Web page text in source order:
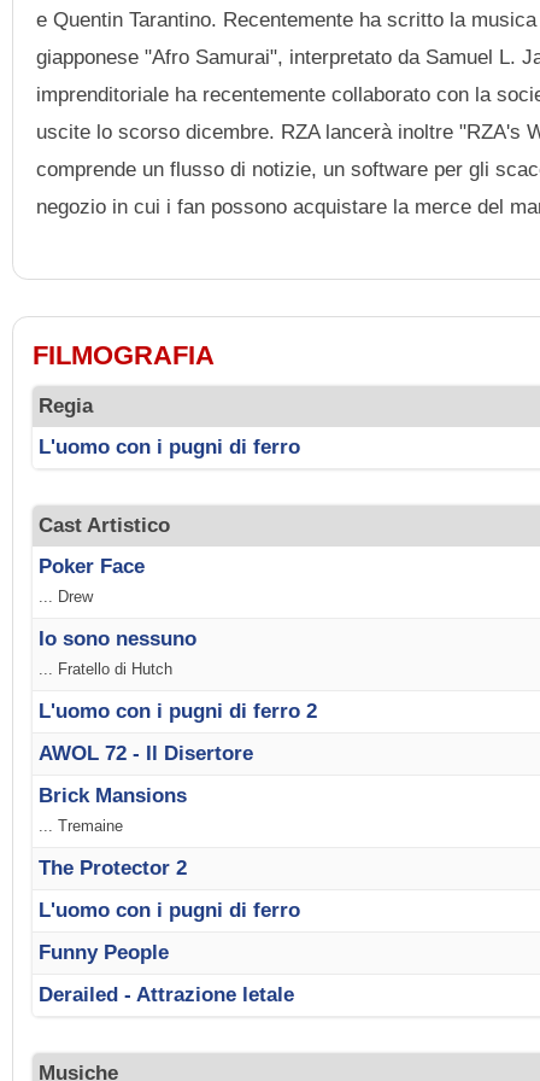
e Quentin Tarantino. Recentemente ha scritto la
giapponese "Afro Samurai", interpretato da Samuel L.
imprenditoriale ha recentemente collaborato con la
uscite lo scorso dicembre. RZA lancerà inoltre "RZA's
comprende un flusso di notizie, un software per gli
negozio in cui i fan possono acquistare la merce del
FILMOGRAFIA
Regia
L'uomo con i pugni di ferro
Cast Artistico
Poker Face
... Drew
Io sono nessuno
... Fratello di Hutch
L'uomo con i pugni di ferro 2
AWOL 72 - Il Disertore
Brick Mansions
... Tremaine
The Protector 2
L'uomo con i pugni di ferro
Funny People
Derailed - Attrazione letale
Musiche